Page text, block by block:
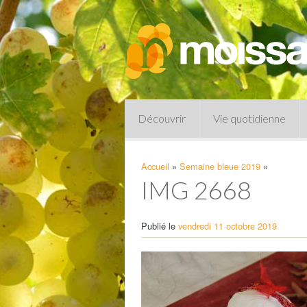
Découvrir Vie quotidienne
Pharmacies de garde
Accueil » Semaine bleue 2019 »
IMG 2668
Publié le vendredi 11 octobre 2019